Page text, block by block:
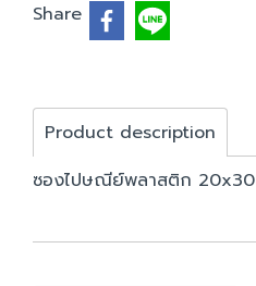
Share
Product description
ซองไปษณีย์พลาสติก 20x30